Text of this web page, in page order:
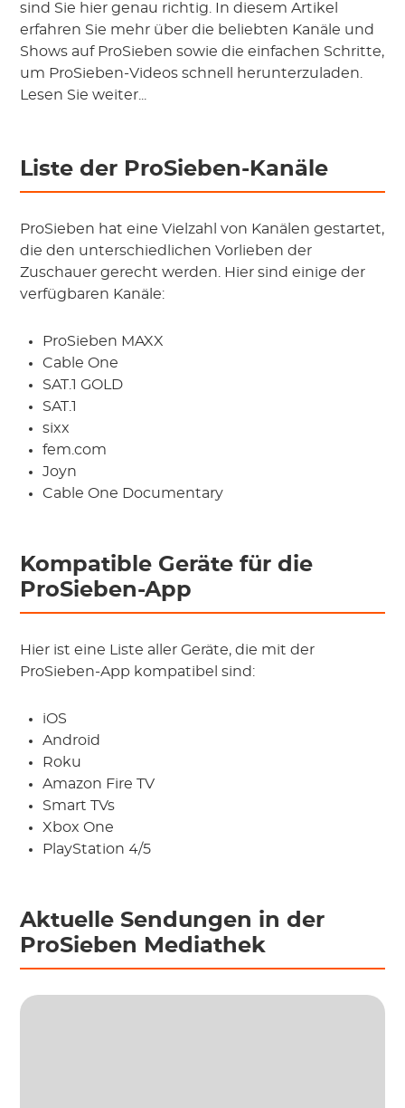
sind Sie hier genau richtig. In diesem Artikel
erfahren Sie mehr über die beliebten Kanäle und
Shows auf ProSieben sowie die einfachen Schritte,
um ProSieben-Videos schnell herunterzuladen.
Lesen Sie weiter...
Liste der ProSieben-Kanäle
ProSieben hat eine Vielzahl von Kanälen gestartet,
die den unterschiedlichen Vorlieben der
Zuschauer gerecht werden. Hier sind einige der
verfügbaren Kanäle:
ProSieben MAXX
Cable One
SAT.1 GOLD
SAT.1
sixx
fem.com
Joyn
Cable One Documentary
Kompatible Geräte für die
ProSieben-App
Hier ist eine Liste aller Geräte, die mit der
ProSieben-App kompatibel sind:
iOS
Android
Roku
Amazon Fire TV
Smart TVs
Xbox One
PlayStation 4/5
Aktuelle Sendungen in der
ProSieben Mediathek